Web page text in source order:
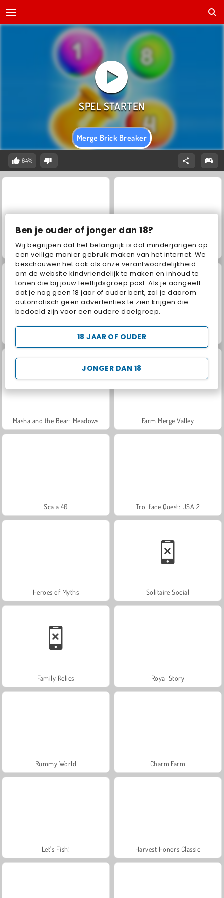
Ben je ouder of jonger dan 18?
Wij begrijpen dat het belangrijk is dat minderjarigen op
een veilige manier gebruik maken van het internet. We
beschouwen het ook als onze verantwoordelijkheid
om de website kindvriendelijk te maken en inhoud te
tonen die bij jouw leeftijdsgroep past. Als je aangeeft
dat je nog geen 18 jaar of ouder bent, zal je daarom
automatisch geen advertenties te zien krijgen die
bedoeld zijn voor een oudere doelgroep.
JONGER DAN 18
18 JAAR OF OUDER
Merge Brick Breaker
64%
Juice Merge Jewel Garden Story
Grand Mahjong Connect
Masha and the Bear: Meadows Farm Merge Valley
Scala 40 Trollface Quest: USA 2
Heroes of Myths Solitaire Social
Family Relics Royal Story
Rummy World Charm Farm
Let's Fish! Harvest Honors Classic